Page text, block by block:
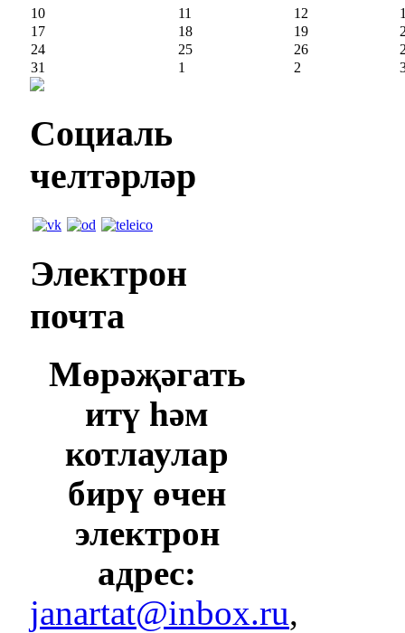
10 11 12
17
18 19
24
25 26
31
1 2
Социаль
челтәрләр
Электрон
почта
Мөрәҗәгать
итү һәм
котлаулар
бирү өчен
электрон
адрес:
janartat@inbox.ru,